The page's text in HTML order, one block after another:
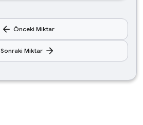
arrow_back Önceki Miktar
Sonraki Miktar arrow_forward